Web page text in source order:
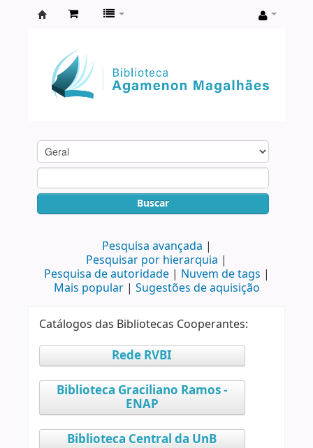
Agamenon
Magalhães
Buscar
Pesquisa avançada
Pesquisar por hierarquia
Pesquisa de autoridade
Nuvem de tags
Mais popular
Sugestões de aquisição
Catálogos das Bibliotecas Cooperantes:
Rede RVBI
Biblioteca Graciliano Ramos -
ENAP
Biblioteca Central da UnB